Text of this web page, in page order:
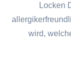
Locken
wird,